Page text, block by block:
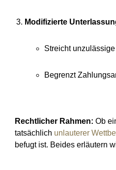
Modifizierte
Streicht
Begrenzt
Rechtlicher Rahmen: Ob
tatsächlich unlauterer
befugt ist. Beides erläutern